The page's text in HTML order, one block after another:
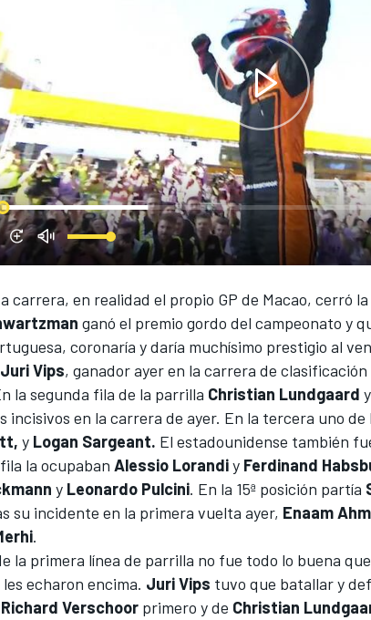
carrera, en realidad el propio GP de Macao, cerró
ganó el premio gordo del campeonato y
coronaría y daría muchísimo prestigio al
Juri Vips, ganador ayer en la carrera de
la segunda fila de la parrilla Christian Lundgaard y
incisivos en la carrera de ayer. En la tercera uno
y Logan Sargeant. El estadounidense también
la ocupaban Alessio Lorandiy Ferdinand
y Leonardo Pulcini. En la 15ª posición partía
su incidente en la primera vuelta ayer, Enaam
.
la primera línea de parrilla no fue todo lo buena
echaron encima. Juri Vips tuvo que batallar y
Richard Verschoor primero y de Christian